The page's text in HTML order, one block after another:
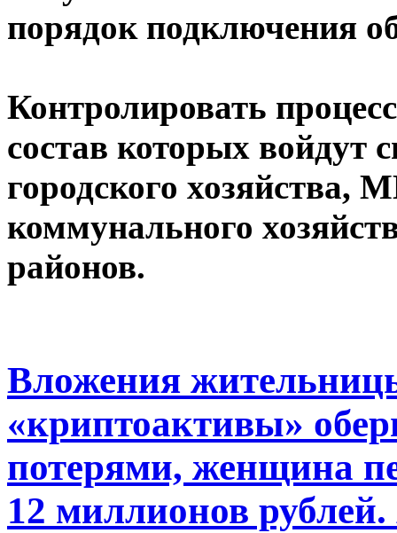
порядок подключения
Контролировать
состав которых войдут
городского
коммунального
районов.
Вложения
«криптоактивы»
потерями, женщина
12 миллионов